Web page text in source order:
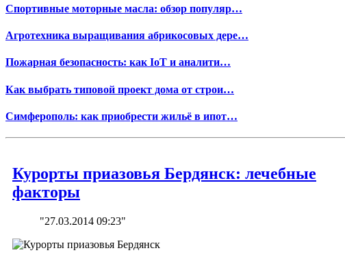
Спортивные моторные масла: обзор популяр…
Агротехника выращивания абрикосовых дере…
Пожарная безопасность: как IoT и аналити…
Как выбрать типовой проект дома от строи…
Симферополь: как приобрести жильё в ипот…
Курорты приазовья Бердянск: лечебные
факторы
"27.03.2014 09:23"